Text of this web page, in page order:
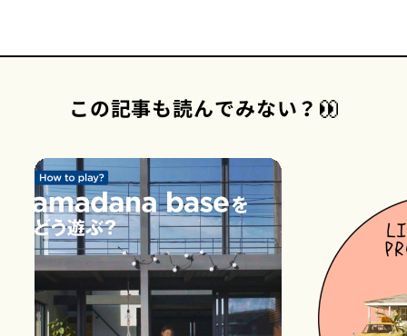
この記事も読んでみない？